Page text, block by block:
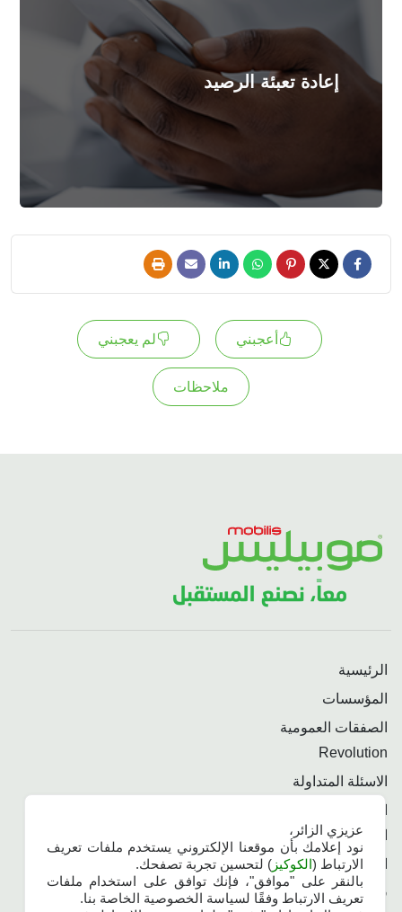
إعادة تعبئة الرصيد
اذا كنت مستفيدا من العرض
أعد التحميل
المزيد
أعجبني لم يعجبني
ملاحظات
الرئيسية
المؤسسات
الصفقات العمومية
Revolution
الاسئلة المتداولة
الأمن السيبراني
المسرد
فهرس الربط البيني
عزيزي الزائر،
نود إعلامك بأن موقعنا الإلكتروني يستخدم ملفات تعريف
الارتباط (الكوكيز ) لتحسين تجربة تصفحك.
بالنقر على "موافق"، فإنك توافق على استخدام ملفات
تعريف الارتباط وفقًا لسياسة الخصوصية الخاصة بنا.